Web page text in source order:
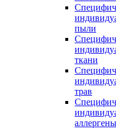
пыли
ткани
трав
аллергены